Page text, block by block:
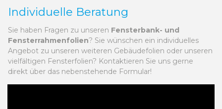
Individuelle Beratung
Sie haben Fragen zu unseren Fensterbank- und
Fensterrahmenfolien? Sie wünschen ein individuelles
Angebot zu unseren weiteren Gebäudefolien oder unseren
vielfältigen Fensterfolien? Kontaktieren Sie uns gerne
direkt über das nebenstehende Formular!